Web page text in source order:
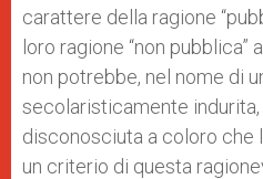
carattere della ragione
loro ragione “non pubblica”
non potrebbe, nel nome di
secolaristicamente
disconosciuta a coloro che
un criterio di questa